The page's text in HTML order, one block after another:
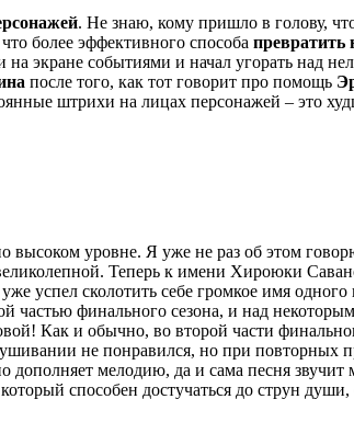
. Не знаю, кому пришло в голову,
более эффективного способа
экране событиями и начал угорать над
после того, как тот говорит про помощь
штрихи на лицах персонажей – это
высоком уровне. Я уже не раз об этом
Теперь к имени Хироюки
успел сколотить себе громкое имя
частью финального сезона, и над
Как и обычно, во второй части
не понравился, но при повторных
дополняет мелодию, да и сама песня
способен достучаться до струн души,